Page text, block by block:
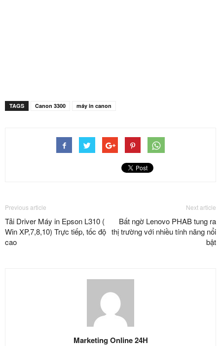
TAGS Canon 3300 máy in canon
Previous article
Tải Driver Máy in Epson L310 (
Win XP,7,8,10) Trực tiếp, tốc độ
cao
Next article
Bất ngờ Lenovo PHAB tung ra
thị trường với nhiều tính năng nổi
bật
Marketing Online 24H